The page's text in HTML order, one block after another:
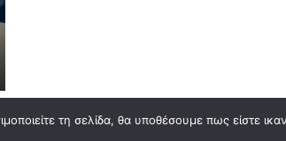
τη σελίδα, θα υποθέσουμε πως είστε